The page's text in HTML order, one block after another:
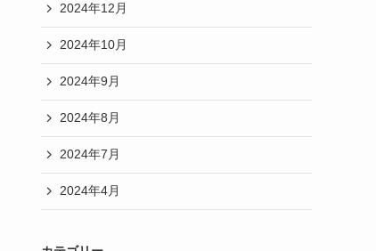
2024年12月
2024年10月
2024年9月
2024年8月
2024年7月
2024年4月